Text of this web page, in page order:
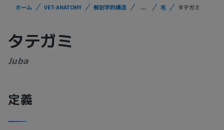
ホーム VET-ANATOMY 解剖学的構造 ... 毛 タテガミ
タテガミ
Juba
定義